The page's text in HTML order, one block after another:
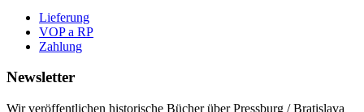
Lieferung
VOP a RP
Zahlung
Newsletter
Wir veröffentlichen historische Bücher über Pressburg / Bratislava